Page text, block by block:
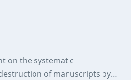
on the systematic
of manuscripts by